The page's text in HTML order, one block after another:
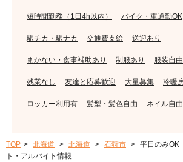
短時間勤務（1日4h以内） バイク・車通勤OK
駅チカ・駅ナカ 交通費支給 送迎あり
まかない・食事補助あり 制服あり 服装自由
残業なし 友達と応募歓迎 大量募集 冷暖
ロッカー利用有 髪型・髪色自由 ネイル自
TOP 北海道 北海道 石狩市
平日のみOK
ト・アルバイト情報